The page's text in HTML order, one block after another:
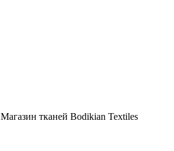
Магазин тканей Bodikian Textiles